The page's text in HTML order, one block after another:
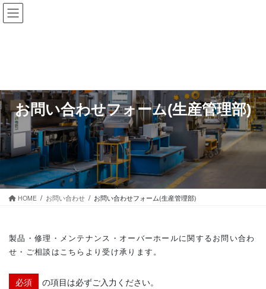
コ
ン
動
ナ
ビ
に
移
動
お問い合わせフォーム(生産管理部)
HOME お問い合わせ お問い合わせフォーム(生産管理部)
製品・修理・メンテナンス・オーバーホールに関するお問い合わ
せ・ご相談はこちらより受け承ります。
必須 の項目は必ずご入力ください。